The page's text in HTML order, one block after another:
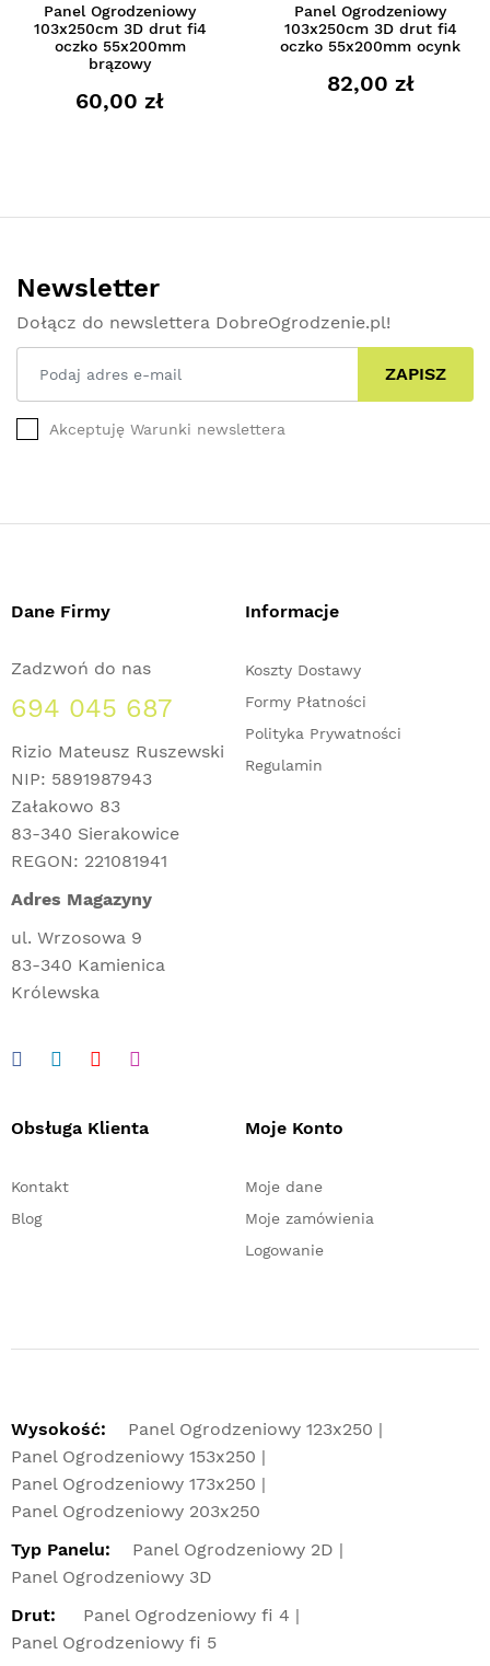
Panel Ogrodzeniowy
103x250cm 3D drut fi4
oczko 55x200mm
brązowy
60,00 zł
Panel Ogrodzeniowy
103x250cm 3D drut fi4
oczko 55x200mm ocynk
82,00 zł
Newsletter
Dołącz do newslettera DobreOgrodzenie.pl!
ZAPISZ
Akceptuję Warunki newslettera
Dane Firmy
Zadzwoń do nas
694 045 687
Rizio Mateusz Ruszewski
NIP: 5891987943
Załakowo 83
83-340 Sierakowice
REGON: 221081941
Adres Magazyny
ul. Wrzosowa 9
83-340 Kamienica
Królewska
Informacje
Koszty Dostawy
Formy Płatności
Polityka Prywatności
Regulamin
Obsługa Klienta
Kontakt
Blog
Moje Konto
Moje dane
Moje zamówienia
Logowanie
Wysokość:
Panel Ogrodzeniowy 123x250
Panel Ogrodzeniowy 153x250
Panel Ogrodzeniowy 173x250
Panel Ogrodzeniowy 203x250
Typ Panelu:
Panel Ogrodzeniowy 2D
Panel Ogrodzeniowy 3D
Drut:
Panel Ogrodzeniowy fi 4
Panel Ogrodzeniowy fi 5